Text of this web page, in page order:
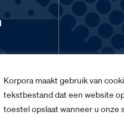
Korpora maakt gebruik van
tekstbestand dat een website
toestel opslaat wanneer u onze